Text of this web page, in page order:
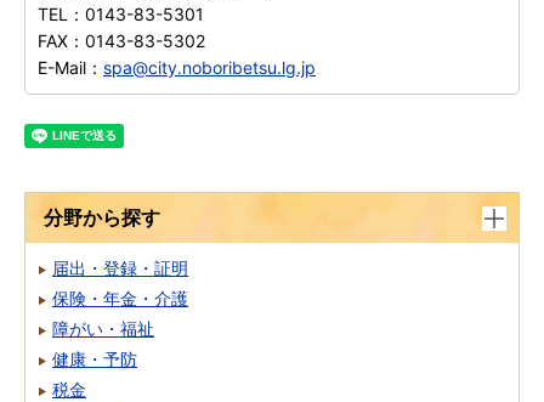
TEL： 0143-83-5301
FAX： 0143-83-5302
E-Mail： spa@city.noboribetsu.lg.jp
分野から探す
届出・登録・証明
保険・年金・介護
障がい・福祉
健康・予防
税金